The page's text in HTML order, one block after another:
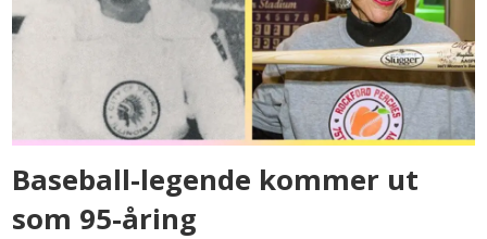
Baseball-legende kommer ut
som 95-åring